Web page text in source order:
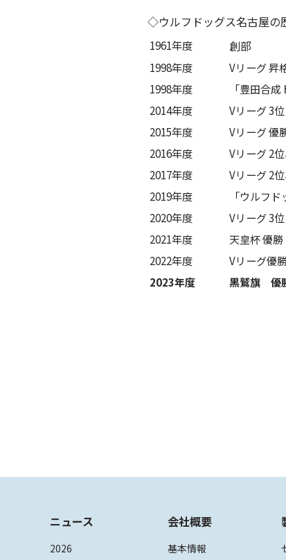
◇ウルフドッグス名古屋の
1961年度 創部
1998年度
Vリーグ 昇
1998年度
「豊田合
2014年度
Vリーグ 3位
2015年度
Vリーグ 優
2016年度
Vリーグ 2
2017年度
Vリーグ 2
2019年度
「ウルフ
2020年度
Vリーグ 3位
2021年度
天皇杯 優
2022年度
Vリーグ優
2023年度
黒鷲旗 優
ニュース
2026
会社概要
基本情報